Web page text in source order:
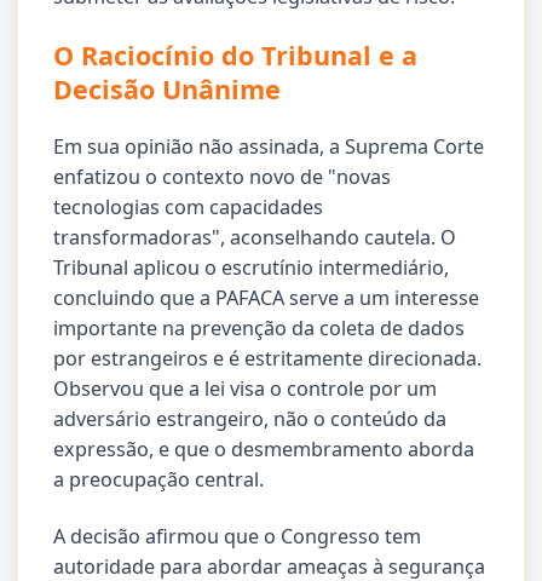
O Raciocínio do Tribunal e a
Decisão Unânime
Em sua opinião não assinada, a Suprema Corte
enfatizou o contexto novo de "novas
tecnologias com capacidades
transformadoras", aconselhando cautela. O
Tribunal aplicou o escrutínio intermediário,
concluindo que a PAFACA serve a um interesse
importante na prevenção da coleta de dados
por estrangeiros e é estritamente direcionada.
Observou que a lei visa o controle por um
adversário estrangeiro, não o conteúdo da
expressão, e que o desmembramento aborda
a preocupação central.
A decisão afirmou que o Congresso tem
autoridade para abordar ameaças à segurança